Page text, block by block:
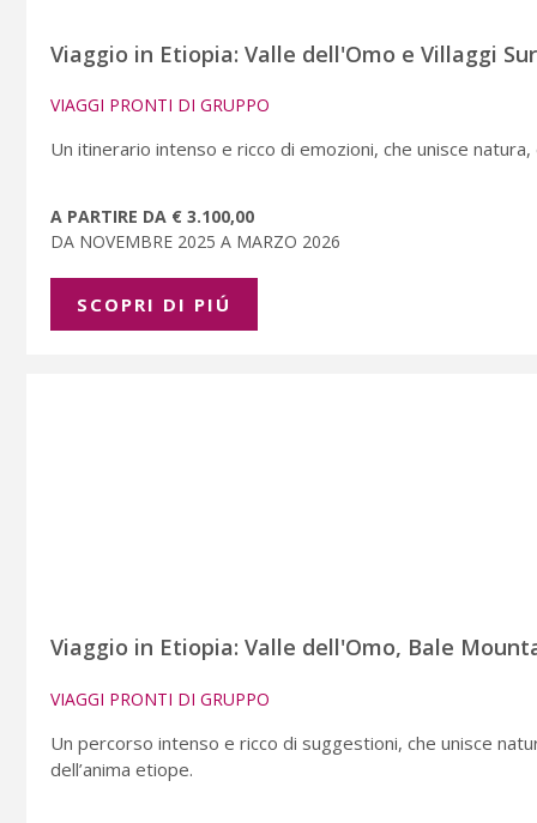
Viaggio in Etiopia: Valle dell'Omo e Villaggi
VIAGGI PRONTI DI GRUPPO
Un itinerario intenso e ricco di emozioni, che unisce
A PARTIRE DA € 3.100,00
DA NOVEMBRE 2025 A MARZO 2026
SCOPRI DI PIÚ
Viaggio in Etiopia: Valle dell'Omo, Bale
VIAGGI PRONTI DI GRUPPO
Un percorso intenso e ricco di suggestioni, che unisce
dell’anima etiope.